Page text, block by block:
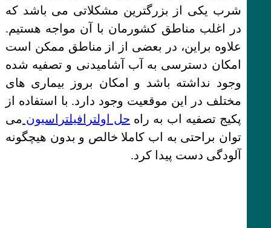
شرب یکی از بزرگترین مشکلاتی می باشد که
در اغلب مناطق کشورمان با آن مواجه هستیم.
علاوه براین، در بعضی از از مناطق ممکن است
امکان دسترسی به آب آشامیدنی و تصفیه شده
وجود نداشته باشد و امکان بروز بیماری های
مختلف در این موقعیت وجود دارد. با استفاده از
پکیج تصفیه اب به راه حل اولترافیلتراسیون می
توان براحتی به اب کاملا خالص و بدون هیچگونه
آلودگی دست پیدا کرد.